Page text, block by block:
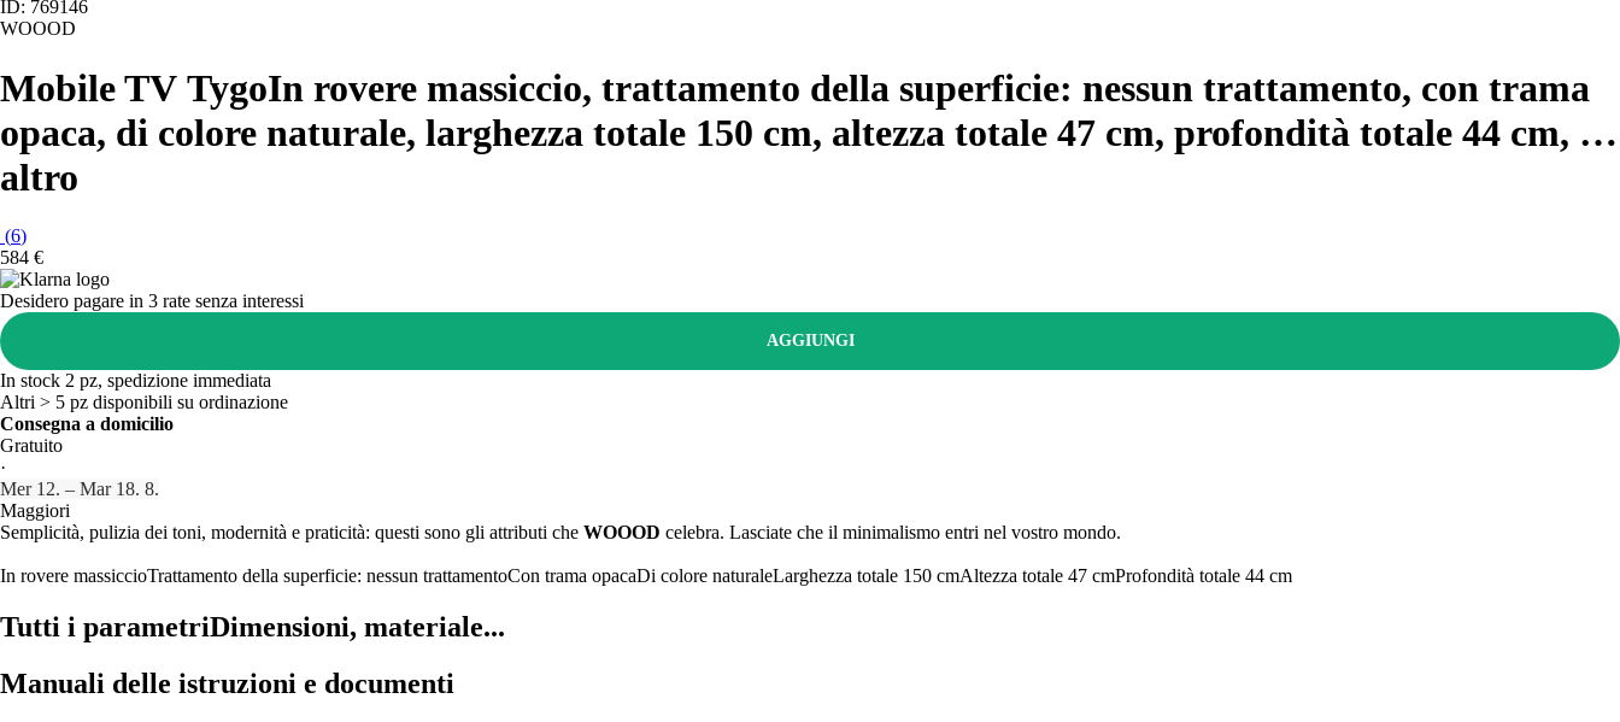
ID: 769146
WOOOD
Mobile TV TygoIn rovere massiccio, trattamento della superficie: nessun trattamento, con trama
opaca, di colore naturale, larghezza totale 150 cm, altezza totale 47 cm, profondità totale 44 cm, …
altro
(6)
584 €
Desidero pagare in 3 rate senza interessi
AGGIUNGI
In stock 2 pz, spedizione immediata
Altri > 5 pz disponibili su ordinazione
Consegna a domicilio
Gratuito
·
Mer 12. – Mar 18. 8.
Maggiori
Semplicità, pulizia dei toni, modernità e praticità: questi sono gli attributi che WOOOD celebra. Lasciate che il minimalismo entri nel vostro mondo.
In rovere massiccioTrattamento della superficie: nessun trattamentoCon trama opacaDi colore naturaleLarghezza totale 150 cmAltezza totale 47 cmProfondità totale 44 cm
Tutti i parametriDimensioni, materiale...
Manuali delle istruzioni e documenti